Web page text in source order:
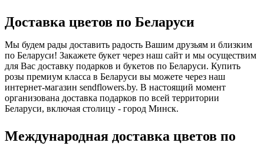
Доставка цветов по Беларуси
Мы будем рады доставить радость Вашим друзьям и близким
по Беларуси! Закажете букет через наш сайт и мы осуществим
для Вас доставку подарков и букетов по Беларуси. Купить
розы премиум класса в Беларуси вы можете через наш
интернет-магазин sendflowers.by. В настоящий момент
организована доставка подарков по всей территории
Беларуси, включая столицу - город Минск.
Международная доставка цветов по